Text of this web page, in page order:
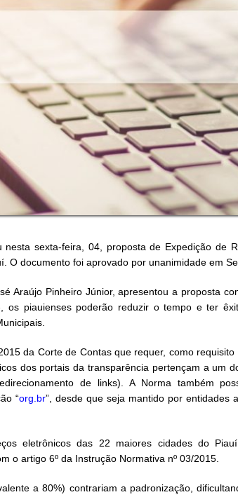
sexta-feira, 04, proposta de Expedição de
O documento foi aprovado por unanimidade em
Araújo Pinheiro Júnior, apresentou a proposta
os piauienses poderão reduzir o tempo e ter
da Corte de Contas que requer, como
dos portais da transparência pertençam a um
de links). A Norma também
“org.br”, desde que seja mantido por entidades
eletrônicos das 22 maiores cidades do
o artigo 6º da Instrução Normativa nº 03/2015.
a 80%) contrariam a padronização,